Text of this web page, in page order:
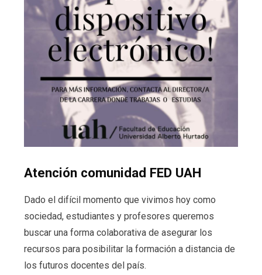
Atención comunidad FED UAH
Dado el difícil momento que vivimos hoy como
sociedad, estudiantes y profesores queremos
buscar una forma colaborativa de asegurar los
recursos para posibilitar la formación a distancia de
los futuros docentes del país.